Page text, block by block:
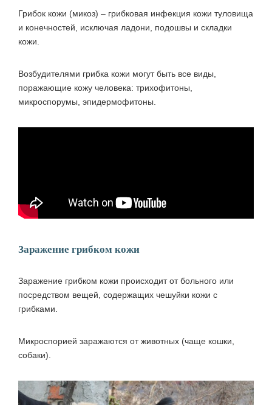
Грибок кожи (микоз) – грибковая инфекция кожи туловища
и конечностей, исключая ладони, подошвы и складки
кожи.
Возбудителями грибка кожи могут быть все виды,
поражающие кожу человека: трихофитоны,
микроспорумы, эпидермофитоны.
Заражение грибком кожи
Заражение грибком кожи происходит от больного или
посредством вещей, содержащих чешуйки кожи с
грибками.
Микроспорией заражаются от животных (чаще кошки,
собаки).